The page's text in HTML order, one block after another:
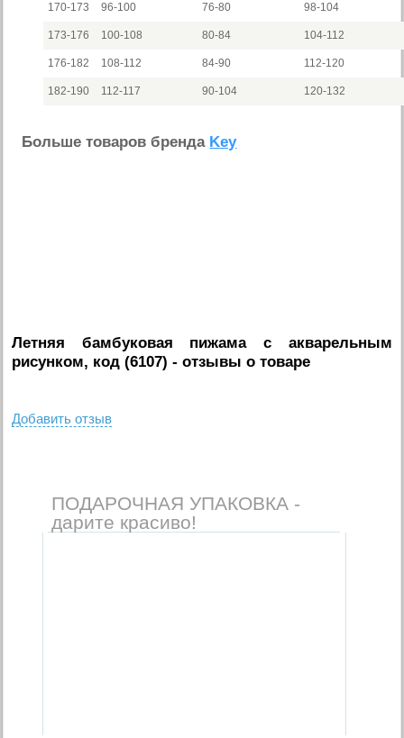
170-173 96-100 76-80 98-104
173-176 100-108 80-84 104-112
176-182 108-112 84-90 112-120
182-190 112-117 90-104 120-132
Больше товаров бренда Key
Летняя бамбуковая пижама с акварельным
рисунком, код (6107) - отзывы о товаре
Добавить отзыв
ПОДАРОЧНАЯ УПАКОВКА -
дарите красиво!